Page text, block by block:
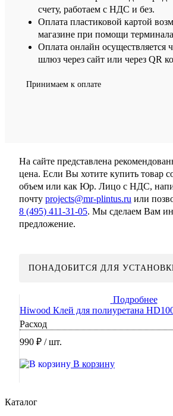
счету, работаем с НДС и без.
Оплата пластиковой картой
магазине при помощи
Оплата онлайн осуществляется
шлюз через сайт или через QR
Принимаем к оплате
На сайте представлена
цена. Если Вы хотите купить товар
объем или как Юр. Лицо с НДС,
почту projects@mr-plintus.ru или
8 (495) 411-31-05. Мы сделаем Вам
предложение.
ПОНАДОБИТСЯ ДЛЯ
Подробнее
Hiwood Клей для полиуретана
Расход
990 ₽ / шт.
В корзину
Каталог